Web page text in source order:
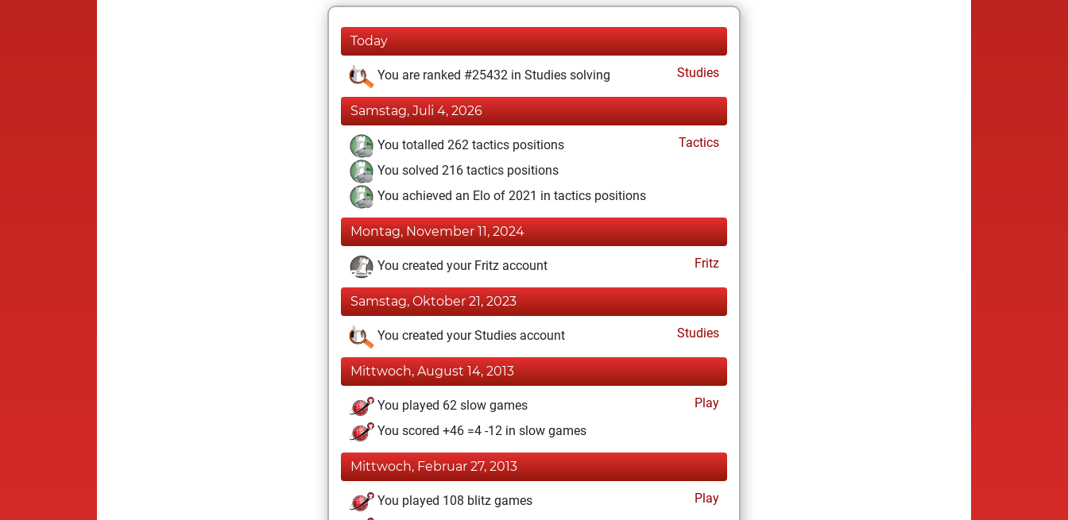
Today
You are ranked #25432 in Studies solving Studies
Samstag, Juli 4, 2026
You totalled 262 tactics positions
Tactics
You solved 216 tactics positions
You achieved an Elo of 2021 in tactics positions
Montag, November 11, 2024
You created your Fritz account Fritz
Samstag, Oktober 21, 2023
You created your Studies account Studies
Mittwoch, August 14, 2013
You played 62 slow games
Play
You scored +46 =4 -12 in slow games
Mittwoch, Februar 27, 2013
You played 108 blitz games
Play